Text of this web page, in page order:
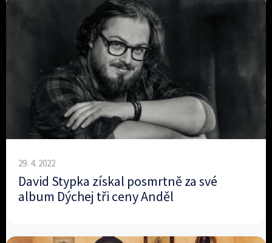
29. 4. 2022
David Stypka získal posmrtně za své
album Dýchej tři ceny Anděl